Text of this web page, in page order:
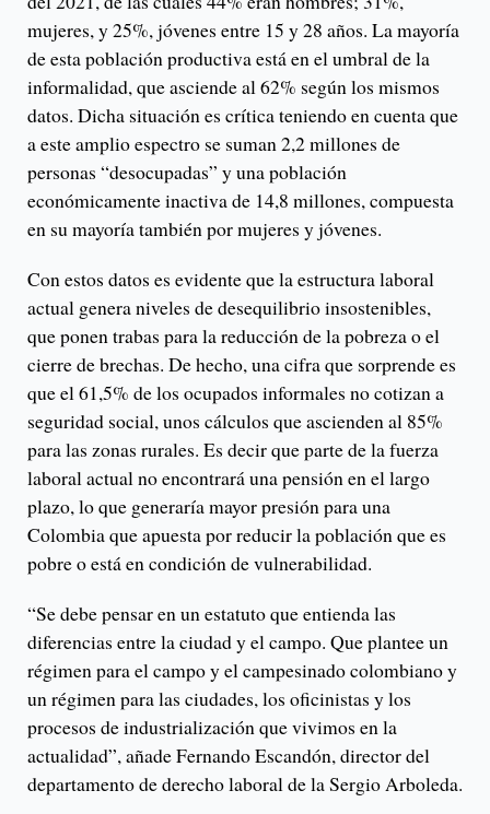
mujeres, y 25%, jóvenes entre 15 y 28 años. La mayoría
de esta población productiva está en el umbral de la
informalidad, que asciende al 62% según los mismos
datos. Dicha situación es crítica teniendo en cuenta que
a este amplio espectro se suman 2,2 millones de
personas “desocupadas” y una población
económicamente inactiva de 14,8 millones, compuesta
en su mayoría también por mujeres y jóvenes.
Con estos datos es evidente que la estructura laboral
actual genera niveles de desequilibrio insostenibles,
que ponen trabas para la reducción de la pobreza o el
cierre de brechas. De hecho, una cifra que sorprende es
que el 61,5% de los ocupados informales no cotizan a
seguridad social, unos cálculos que ascienden al 85%
para las zonas rurales. Es decir que parte de la fuerza
laboral actual no encontrará una pensión en el largo
plazo, lo que generaría mayor presión para una
Colombia que apuesta por reducir la población que es
pobre o está en condición de vulnerabilidad.
“Se debe pensar en un estatuto que entienda las
diferencias entre la ciudad y el campo. Que plantee un
régimen para el campo y el campesinado colombiano y
un régimen para las ciudades, los oficinistas y los
procesos de industrialización que vivimos en la
actualidad”, añade Fernando Escandón, director del
departamento de derecho laboral de la Sergio Arboleda.